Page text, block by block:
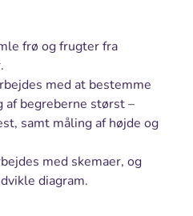
frø og frugter fra
med at bestemme
af begreberne størst –
samt måling af højde og
med skemaer, og
diagram.